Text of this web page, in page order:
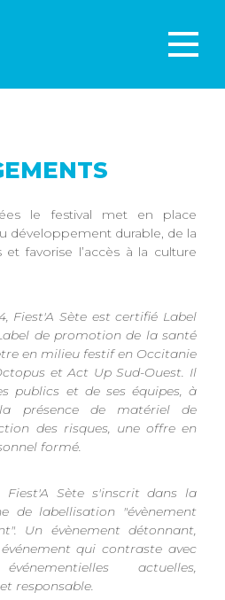
le festival met en place
développement durable, de la
favorise l’accès à la culture
Fiest'A Sète est certifié Label
de promotion de la santé
en milieu festif en Occitanie
et Act Up Sud-Ouest. Il
publics et de ses équipes, à
présence de matériel de
des risques, une offre en
formé.
Fiest'A Sète s'inscrit dans la
de labellisation "évènement
Un évènement détonnant,
qui contraste avec
actuelles,
responsable.